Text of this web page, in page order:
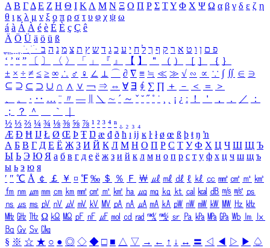
Α Β ΓΔ Ε Ζ Η Θ Ι ΚΛ Μ Ν Ξ Ο Π Ρ Σ ΤΥ Φ Χ Ψ Ω α β γ δ ε ζ η
θ ι κ λ μ ν ξ ο π ρ σ τ υ φ χ ψ ω
á à Á À é è É È ç Ç ê
Ä Ö Ü ä ö ü ß
ִֶֹ ֻּ ׁׂ פ ם ן ו ט א ר ק ף ך ל ח י ע כ ג ד ש ץ ת צ מ נ ה ב
‘ ’ “ ” 〔 〕 〈 〉 「 」 『 』 【 】 ＂ （ ） ［ ］ ｛ ｝
± × ÷ ≠ ≤ ≥ ∞ ∴ ♂ ♀ ∠ ⊥ ⌒ ∂ ∇ ≡ ≒ ≪ ≫ √ ∽ ∝ ∵ ∫ ∬ ∈ ∋
⊆ ⊇ ⊂ ⊃ ∪ ∩ ∧ ∨ ￢ ⇒ ⇔ ∀ ∃ ∮ ∑ ∏ ＋ － ＜ ＝
＞
、
。 · ‥ … ¨ 〃 ― ＼ ∼ ´ ～ ˇ ˘ ˝ ˚ ˙ ¸ ¡ ¿ ː ！ ＇ ， ． ／
：
；
？ ＾ ｀
½ ⅓ ⅔ ¼ ¾ ⅛ ⅜ ⅝ ⅞ ¹ ² ³ ⁴ ⁿ ₁ ₂ ₃ ₄
Æ Ð Ħ Ĳ Ł Ø Œ Þ Ŧ Ŋ æ đ ð ħ ı ĳ ĸ ŀ ł ø œ ß þ ŧ ŋ ŉ
А Б В Г Д Е Ё Ж З И Й К Л М Н О П Р С Т У Ф Х Ц Ч Ш Щ Ъ
Ы Ь Э Ю Я а б в г д е ё ж з и й к л м н о п р с т у ф х ц ч ш щ ъ
ы ь э ю я
′ ″ ℃ Å ￠ ￡ ￥ ¤ ℉ ‰ ＄ ％ Ｆ ￦ ㎕ ㎖ ㎗ ℓ ㎘ ㏄ ㎣ ㎤ ㎥ ㎦
㎙ ㎚ ㎛ ㎜ ㎝ ㎞ ㎟ ㎠ ㎡ ㎢ ㏊ ㎍ ㎎ ㎏ ㏏ ㎈ ㎉ ㏈ ㎧ ㎨ ㎰
㎱ ㎲ ㎳ ㎴ ㎵ ㎶ ㎷ ㎸ ㎹ ㎀ ㎁ ㎂ ㎃ ㎄ ㎺ ㎻ ㎽ ㎾ ㎿ ㎐ ㎑
㎒ ㎓ ㎔ Ω ㏀ ㏁ ㎊ ㎋ ㎌ ㏖ ㏅ ㎭ ㎮ ㎯ ㏛ ㎩ ㎪ ㎫ ㎬ ㏝ ㏐
㏓
㏃ ㏉ ㏜ ㏆
§ ※ ☆ ★ ○ ● ◎ ◇ ◆ □ ■ △ ▽ → ← ↑ ↓ ↔ 〓 ◁ ◀ ▷ ▶ ♤